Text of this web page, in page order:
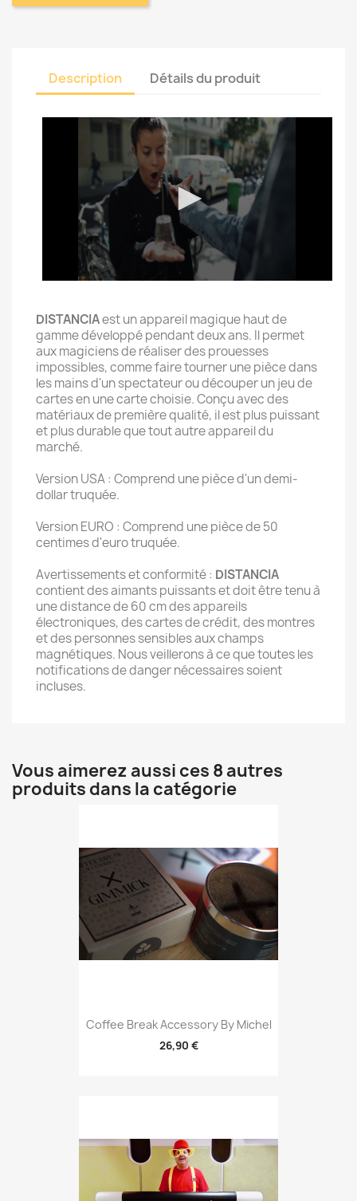
Description Détails du produit
DISTANCIAest un appareil magique haut de
gamme développé pendant deux ans. Il permet
aux magiciens de réaliser des prouesses
impossibles, comme faire tourner une pièce dans
les mains d'un spectateur ou découper un jeu de
cartes en une carte choisie. Conçu avec des
matériaux de première qualité, il est plus puissant
et plus durable que tout autre appareil du
marché.
Version USA : Comprend une pièce d'un demi-
dollar truquée.
Version EURO : Comprend une pièce de 50
centimes d'euro truquée.
Avertissements et conformité : DISTANCIA
contient des aimants puissants et doit être tenu à
une distance de 60 cm des appareils
électroniques, des cartes de crédit, des montres
et des personnes sensibles aux champs
magnétiques. Nous veillerons à ce que toutes les
notifications de danger nécessaires soient
incluses.
Vous aimerez aussi ces 8 autres
produits dans la catégorie
Coffee Break Accessory By Michel
26,90 €